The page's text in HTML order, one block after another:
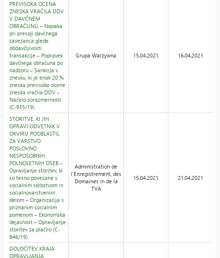
PREVISOKA OCENA
ZNESKA VRAČILA DDV
V DAVČNEM
OBRAČUNU – Napaka
pri presoji davčnega
zavezanca glede
obdavčljivosti
transakcije – Popravek
davčnega obračuna po
nadzoru – Sankcija v
znesku, ki je enak 20 %
zneska previsoke ocene
zneska vračila DDV –
Načelo sorazmernosti
(C-935/19)
Grupa Warzywna 15.04.2021 16.04.2021
STORITVE, KI JIH
OPRAVI ODVETNIK V
OKVIRU POOBLASTIL
ZA VARSTVO
POSLOVNO
NESPOSOBNIH
POLNOLETNIH OSEB –
Opravljanje storitev, ki
so tesno povezane s
socialnim skrbstvom in
socialnovarstvenim
delom – Organizacija s
priznanim socialnim
pomenom – Ekonomska
dejavnost – Opravljanje
storitev za plačilo (C-
846/19)
Administration de
l'Enregistrement, des
Domaines in de la
TVA
15.04.2021 21.04.2021
DOLOČITEV KRAJA
OPRAVLJANJA